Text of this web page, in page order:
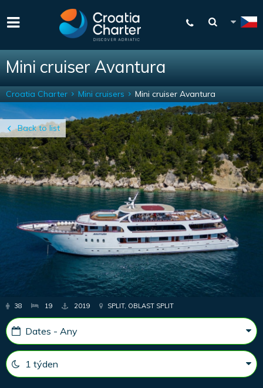
Mini cruiser Avantura
Back to list
Croatia Charter Mini cruisers Mini cruiser Avantura
38 19 2019 SPLIT, OBLAST SPLIT